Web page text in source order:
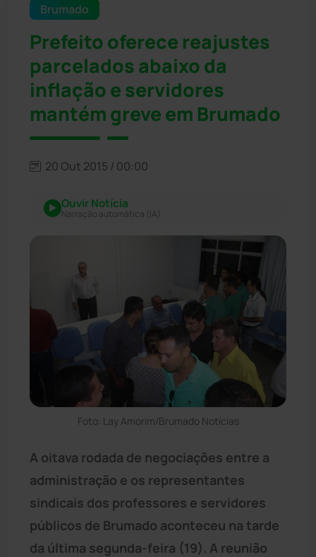
Brumado
Prefeito oferece reajustes
parcelados abaixo da
inflação e servidores
mantém greve em Brumado
20 Out 2015 / 00:00
Ouvir Notícia
Narração automática (IA)
Foto: Lay Amorim/Brumado Notícias
A oitava rodada de negociações entre a
administração e os representantes
sindicais dos professores e servidores
públicos de Brumado aconteceu na tarde
da última segunda-feira (19). A reunião